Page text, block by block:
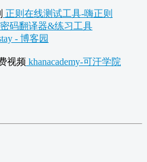
正则在线测试工具-嗨正则
码翻译器&练习工具
- 博客园
khanacademy-可汗学院